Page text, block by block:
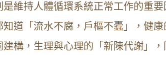
維持人體循環系統正常工作的重要
道「流水不腐，戶樞不蠹」，健康
構，生理與心理的「新陳代謝」，